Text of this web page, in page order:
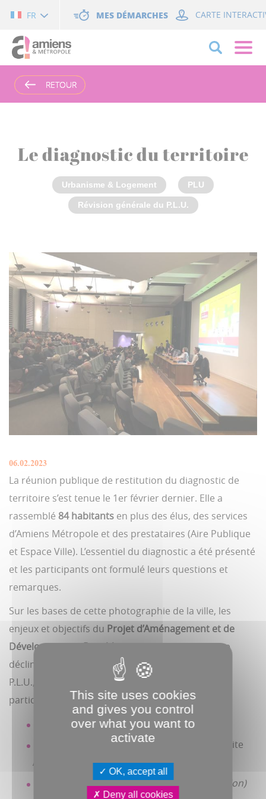
FR MES DÉMARCHES CARTE
RETOUR
RETOUR
Le diagnostic du territoire
Urbanisme & Logement PLU
Révision générale du P.L.U.
06.02.2023
La réunion publique de restitution du diagnostic de
territoire s’est tenue le 1er février dernier. Elle a
rassemblé 84 habitants en plus des élus, des services
d’Amiens Métropole et des prestataires (Aire Publique
et Espace Ville). L’essentiel du diagnostic a été présenté
et les participants ont formulé leurs questions et
remarques.
Sur les bases de cette photographie de la ville, les
enjeux et objectifs du Projet d’Aménagement et de
Développement Durables
(PADD) vont pouvoir se
décliner. C’est la prochaine étape de la révision du
P.L.U., à laquelle vous êtes de nouveau conviés à
participer à travers :
1 questionnaire en ligne(fin février)
1 atelier avec les habitants le 2 mars à 18h site
Alfred Catel (13 rue Alfred Catel à Amiens)
1 atelier avec les professionnels
(sur invitation)
This site uses cookies
and gives you control
over what you want to
activate
OK, accept all
Deny all cookies